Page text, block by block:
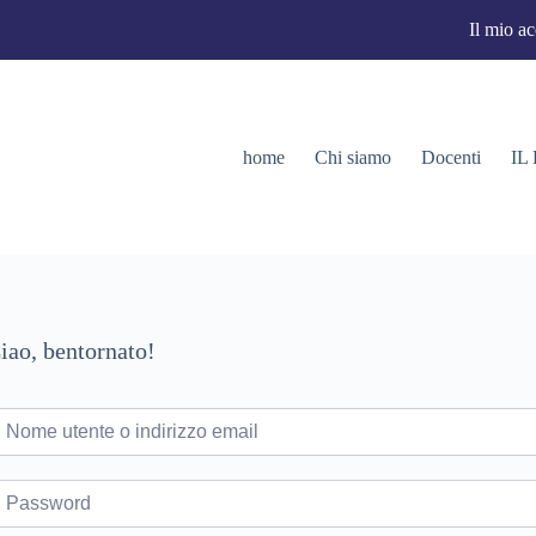
Il mio
home Chi siamo Docenti IL
bentornato!